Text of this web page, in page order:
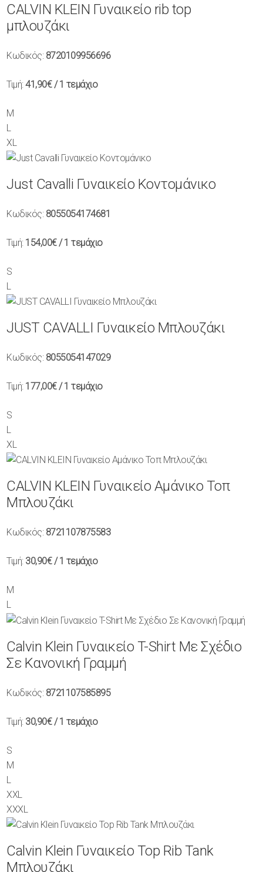
CALVIN KLEIN Γυναικείο rib top
μπλουζάκι
Κωδικός: 8720109956696
Τιμή:41,90€ / 1 τεμάχιο
M
L
XL
Just Cavalli Γυναικείο Κοντομάνικο
Κωδικός: 8055054174681
Τιμή: 154,00€/ 1 τεμάχιο
S
L
JUST CAVALLI Γυναικείο Μπλουζάκι
Κωδικός: 8055054147029
Τιμή: 177,00€/ 1 τεμάχιο
S
L
XL
CALVIN KLEIN Γυναικείο Αμάνικο Τοπ
Μπλουζάκι
Κωδικός: 8721107875583
Τιμή: 30,90€/ 1 τεμάχιο
M
L
Calvin Klein Γυναικείο T-Shirt Με Σχέδιο
Σε Κανονική Γραμμή
Κωδικός: 8721107585895
Τιμή: 30,90€ / 1 τεμάχιο
S
M
L
XXL
XXXL
Calvin Klein Γυναικείο Top Rib Tank
Μπλουζάκι